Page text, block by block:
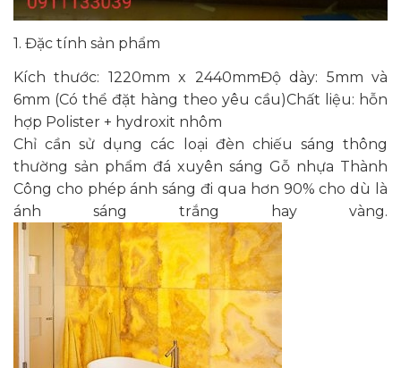
1. Đặc tính sản phẩm
Kích thước: 1220mm x 2440mmĐộ dày: 5mm và
6mm (Có thể đặt hàng theo yêu cầu)Chất liệu: hỗn
hợp Polister + hydroxit nhôm
Chỉ cần sử dụng các loại đèn chiếu sáng thông
thường sản phẩm đá xuyên sáng Gỗ nhựa Thành
Công cho phép ánh sáng đi qua hơn 90% cho dù là
ánh sáng trắng hay vàng.